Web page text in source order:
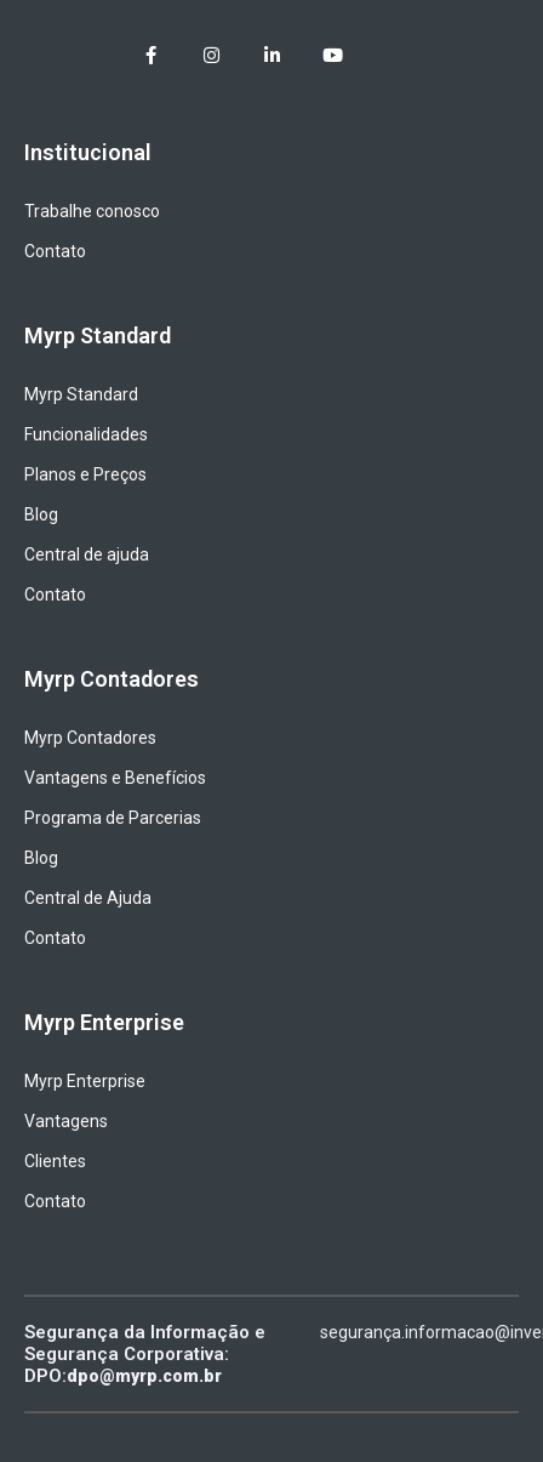
Institucional
Trabalhe conosco
Contato
Myrp Standard
Myrp Standard
Funcionalidades
Planos e Preços
Blog
Central de ajuda
Contato
Myrp Contadores
Myrp Contadores
Vantagens e Benefícios
Programa de Parcerias
Blog
Central de Ajuda
Contato
Myrp Enterprise
Myrp Enterprise
Vantagens
Clientes
Contato
Segurança da Informação e
Segurança Corporativa:
DPO:dpo@myrp.com.br